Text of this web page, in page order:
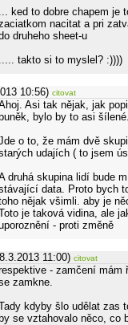
... ked to dobre chapem je
nacitat a pri
druheho sheet-u
..... takto si to myslel? :))))
10:56) citovat
Asi tak nějak, jak
buněk, bylo by to asi
o to, že mám dvě
udajích ( to jsem
druhá skupina lidí bude
data. Proto bych
nějak všimli. aby je
je taková vidina, ale
- proti změně
11:00) citovat
- zamčení mám
zamkne.
kdyby šlo udělat zas
by se vztahovalo něco, co